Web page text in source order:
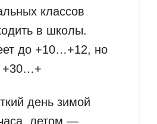
классов
в школы.
до +10…+12, но
+30…+
день зимой
летом —